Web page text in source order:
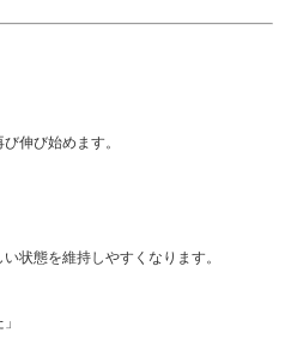
伸び始めます。
状態を維持しやすくなります。